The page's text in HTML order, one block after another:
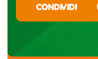
CONDIVIDI